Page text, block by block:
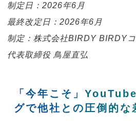
制定日：2026年6月
最終改定日：2026年6月
制定：株式会社BIRDY BIRDY
代表取締役 鳥屋直弘
「今年こそ」
グで他社との圧倒的な